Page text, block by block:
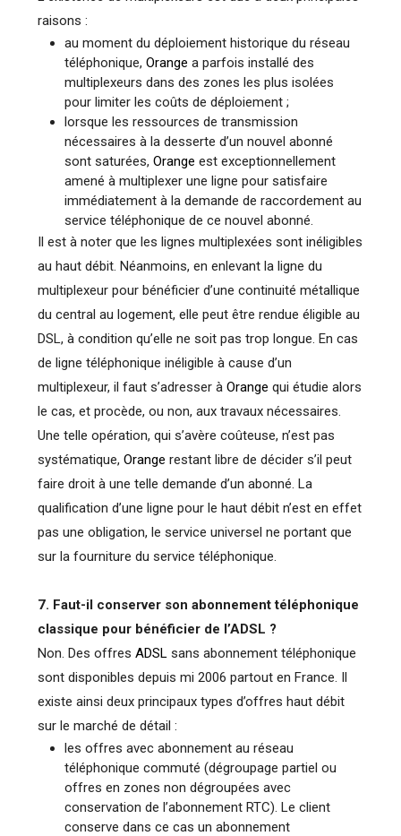
raisons :
au moment du déploiement historique du réseau
téléphonique,Orange a parfois installé des
multiplexeurs dans des zones les plus isolées
pour limiter les coûts de déploiement ;
lorsque les ressources de transmission
nécessaires à la desserte d’un nouvel abonné
sont saturées,Orange est exceptionnellement
amené à multiplexer une ligne pour satisfaire
immédiatement à la demande de raccordement au
service téléphonique de ce nouvel abonné.
Il est à noter que les lignes multiplexées sont inéligibles
au haut débit. Néanmoins, en enlevant la ligne du
multiplexeur pour bénéficier d’une continuité métallique
du central au logement, elle peut être rendue éligible au
DSL, à condition qu’elle ne soit pas trop longue. En cas
de ligne téléphonique inéligible à cause d’un
multiplexeur, il faut s’adresser àOrange qui étudie alors
le cas, et procède, ou non, aux travaux nécessaires.
Une telle opération, qui s’avère coûteuse, n’est pas
systématique,Orange restant libre de décider s’il peut
faire droit à une telle demande d’un abonné. La
qualification d’une ligne pour le haut débit n’est en effet
pas une obligation, le service universel ne portant que
sur la fourniture du service téléphonique.
7. Faut-il conserver son abonnement téléphonique
classique pour bénéficier de l’ADSL ?
Non. Des offresADSL sans abonnement téléphonique
sont disponibles depuis mi 2006 partout en France. Il
existe ainsi deux principaux types d’offres haut débit
sur le marché de détail :
les offres avec abonnement au réseau
téléphonique commuté (dégroupage partiel ou
offres en zones non dégroupées avec
conservation de l’abonnement RTC). Le client
conserve dans ce cas un abonnement